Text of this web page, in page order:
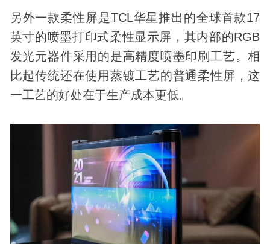
另外一款柔性屏是TCL华星推出的全球首款17
英寸的喷墨打印式柔性显示屏，其内部的RGB
发光元器件采用的是高精度喷墨印刷工艺。相
比起传统还在使用蒸镀工艺的普通柔性屏，这
一工艺的好处在于生产成本更低。